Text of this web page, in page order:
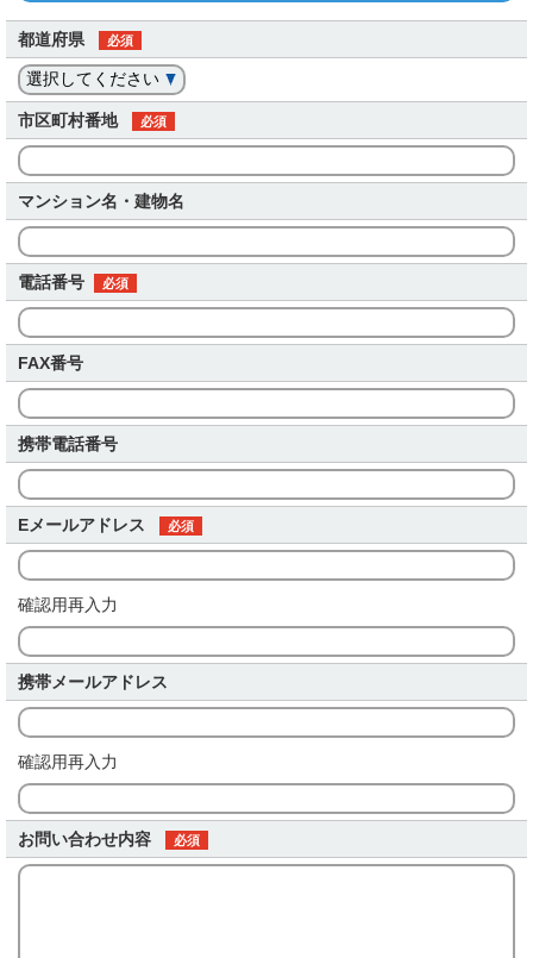
都道府県 必須
市区町村番地 必須
マンション名・建物名
電話番号 必須
FAX番号
携帯電話番号
Eメールアドレス 必須
確認用再入力
携帯メールアドレス
確認用再入力
お問い合わせ内容 必須